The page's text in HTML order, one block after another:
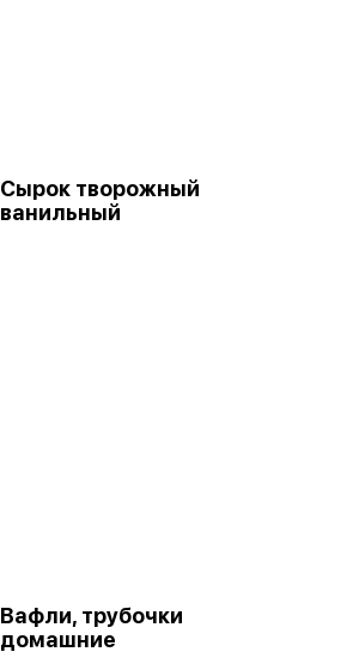
Сырок творожный
ванильный
Вафли, трубочки
домашние